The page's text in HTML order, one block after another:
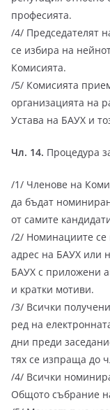
професията.
/4/ Председателят
се избира на
Комисията.
/5/ Комисията
организацията на
Устава на БАУХ и
Чл. 14. Процедура
/1/ Членове на
да бъдат
от самите
/2/ Номинациите се
адрес на БАУХ или
БАУХ с приложени
и кратки мотиви.
/3/ Всички
ред на
дни преди
тях се изпраща до
/4/ Всички
Общото събрание